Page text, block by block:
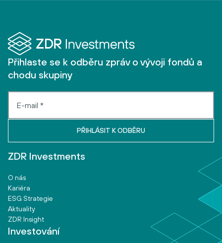
Přihlaste se k odběru zpráv o vývoji fondů a
chodu skupiny
ZDR Investments
O nás
Kariéra
ESG Strategie
Aktuality
ZDR Insight
Investování